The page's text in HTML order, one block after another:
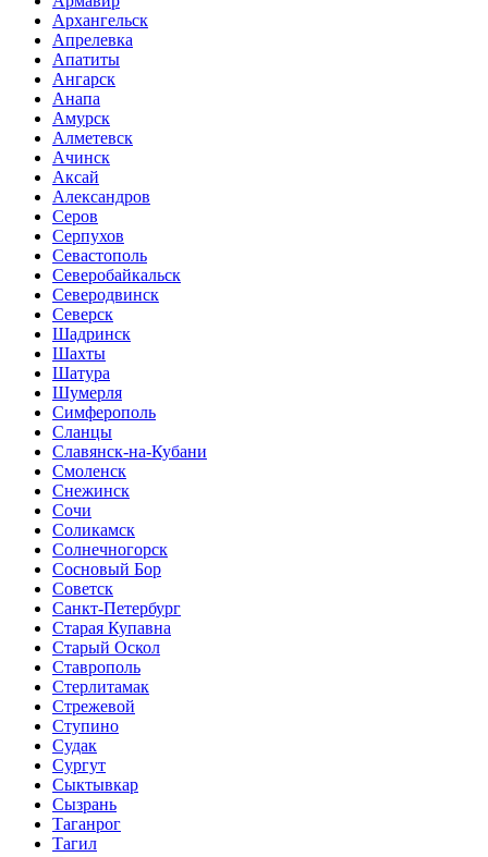
Архангельск
Апрелевка
Апатиты
Ангарск
Анапа
Амурск
Алметевск
Ачинск
Аксай
Александров
Серов
Серпухов
Севастополь
Северобайкальск
Северодвинск
Северск
Шадринск
Шахты
Шатура
Шумерля
Симферополь
Сланцы
Славянск-на-Кубани
Смоленск
Снежинск
Сочи
Соликамск
Солнечногорск
Сосновый Бор
Советск
Санкт-Петербург
Старая Купавна
Старый Оскол
Ставрополь
Стерлитамак
Стрежевой
Ступино
Судак
Сургут
Сыктывкар
Сызрань
Таганрог
Тагил